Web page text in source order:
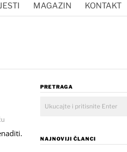
MAGAZIN KONTAKT
PRETRAGA
NAJNOVIJI ČLANCI